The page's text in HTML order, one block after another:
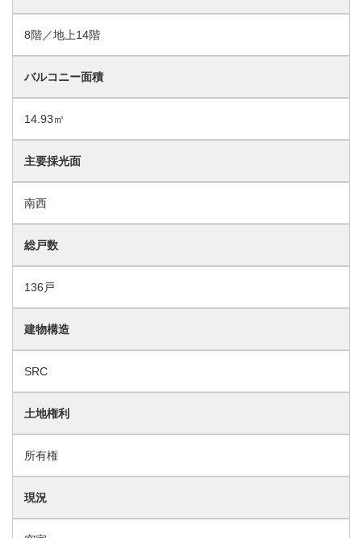
8階／地上14階
バルコニー面積
14.93㎡
主要採光面
南西
総戸数
136戸
建物構造
SRC
土地権利
所有権
現況